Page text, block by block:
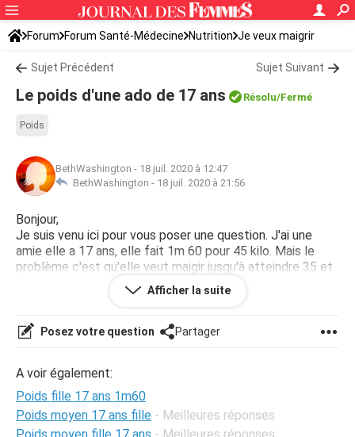
Forum Forum Santé-Médecine Nutrition Je veux maigrir
Sujet Précédent Sujet Suivant
Le poids d'une ado de 17 ans Résolu/Fermé
Poids
BethWashington - 18 juil. 2020 à 12:47
BethWashington - 18 juil. 2020 à 21:56
Bonjour,
Je suis venu ici pour vous poser une question. J'ai une
amie elle a 17 ans, elle fait 1m 60 pour 45 kilo. Mais le
problème c'est qu'elle veut maigir jusqu'à atteindre 35 et
je ne sais pas si c'est bon pour sa santé. Merci d'avance si
Afficher la suite
Posez votre question Partager
A voir également:
Poids fille 17 ans 1m60
Poids moyen 17 ans fille - Meilleures réponses